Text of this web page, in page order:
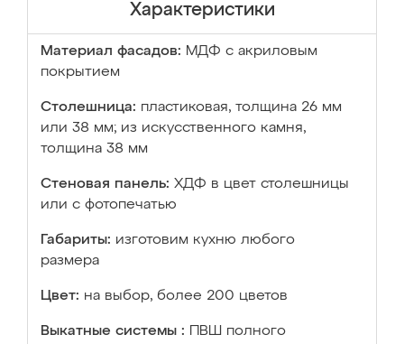
Характеристики
Материал фасадов: МДФ с акриловым
покрытием
Столешница: пластиковая, толщина 26 мм
или 38 мм; из искусственного камня,
толщина 38 мм
Стеновая панель: ХДФ в цвет столешницы
или с фотопечатью
Габариты: изготовим кухню любого
размера
Цвет: на выбор, более 200 цветов
Выкатные системы :
ПВШ полного